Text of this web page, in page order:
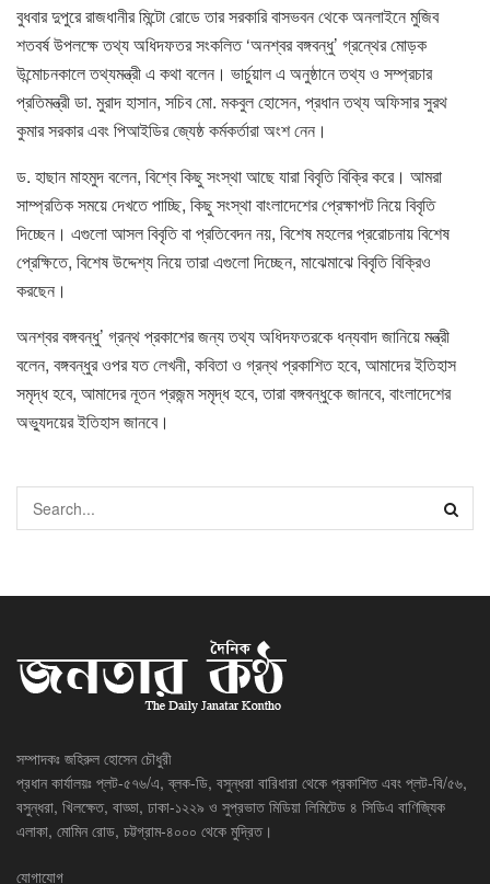
বুধবার দুপুরে রাজধানীর মিন্টো রোডে তার সরকারি বাসভবন থেকে অনলাইনে মুজিব
শতবর্ষ উপলক্ষে তথ্য অধিদফতর সংকলিত ‘অনশ্বর বঙ্গবন্ধু’ গ্রন্থের মোড়ক
উন্মোচনকালে তথ্যমন্ত্রী এ কথা বলেন। ভার্চুয়াল এ অনুষ্ঠানে তথ্য ও সম্প্রচার
প্রতিমন্ত্রী ডা. মুরাদ হাসান, সচিব মো. মকবুল হোসেন, প্রধান তথ্য অফিসার সুরথ
কুমার সরকার এবং পিআইডির জ্যেষ্ঠ কর্মকর্তারা অংশ নেন।
ড. হাছান মাহমুদ বলেন, বিশ্বে কিছু সংস্থা আছে যারা বিবৃতি বিক্রি করে। আমরা
সাম্প্রতিক সময়ে দেখতে পাচ্ছি, কিছু সংস্থা বাংলাদেশের প্রেক্ষাপট নিয়ে বিবৃতি
দিচ্ছেন। এগুলো আসল বিবৃতি বা প্রতিবেদন নয়, বিশেষ মহলের প্ররোচনায় বিশেষ
প্রেক্ষিতে, বিশেষ উদ্দেশ্য নিয়ে তারা এগুলো দিচ্ছেন, মাঝেমাঝে বিবৃতি বিক্রিও
করছেন।
অনশ্বর বঙ্গবন্ধু’ গ্রন্থ প্রকাশের জন্য তথ্য অধিদফতরকে ধন্যবাদ জানিয়ে মন্ত্রী
বলেন, বঙ্গবন্ধুর ওপর যত লেখনী, কবিতা ও গ্রন্থ প্রকাশিত হবে, আমাদের ইতিহাস
সমৃদ্ধ হবে, আমাদের নূতন প্রজন্ম সমৃদ্ধ হবে, তারা বঙ্গবন্ধুকে জানবে, বাংলাদেশের
অভ্যুদয়ের ইতিহাস জানবে।
সম্পাদকঃ জহিরুল হোসেন চৌধুরী
প্রধান কার্যালয়ঃ প্লট-৫৭৬/এ, ব্লক-ডি, বসুন্ধরা বারিধারা থেকে প্রকাশিত এবং প্লট-বি/৫৬,
বসুন্ধরা, খিলক্ষেত, বাড্ডা, ঢাকা-১২২৯ ও সুপ্রভাত মিডিয়া লিমিটেড ৪ সিডিএ বাণিজ্যিক
এলাকা, মোমিন রোড, চট্টগ্রাম-৪০০০ থেকে মুদ্রিত।
যোগাযোগ